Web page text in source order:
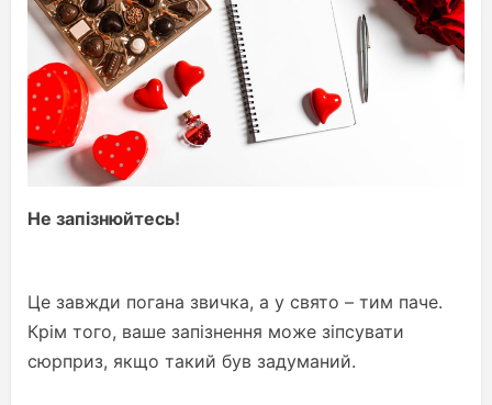
Не запізнюйтесь!
Це завжди погана звичка, а у свято – тим паче.
Крім того, ваше запізнення може зіпсувати
сюрприз, якщо такий був задуманий.